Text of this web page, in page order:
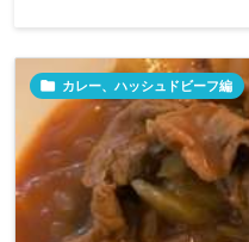
 カレー、ハッシュドビーフ編